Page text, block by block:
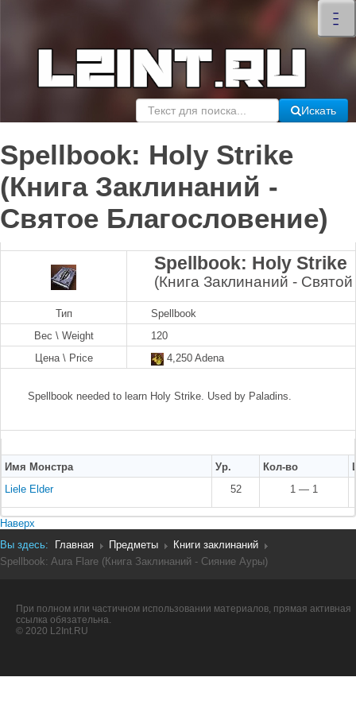
–
–
–
×
Искать
Spellbook: Holy Strike
(Книга Заклинаний -
Святое Благословение)
Spellbook: Holy Strike
(Книга Заклинаний -
Тип
Spellbook
Вес \ Weight
120
Цена \ Price
4,250 Adena
Spellbook needed to learn Holy Strike. Used by Paladins.
Имя Монстра Ур. Кол-во
Liele Elder
52 1 — 1
Наверх
Вы здесь:
Главная Предметы
Книги заклинаний
Spellbook: Aura Flare (Книга Заклинаний - Сияние Ауры)
При полном или частичном использовании материалов, прямая активная
ссылка обязательна.
© 2020 L2Int.RU